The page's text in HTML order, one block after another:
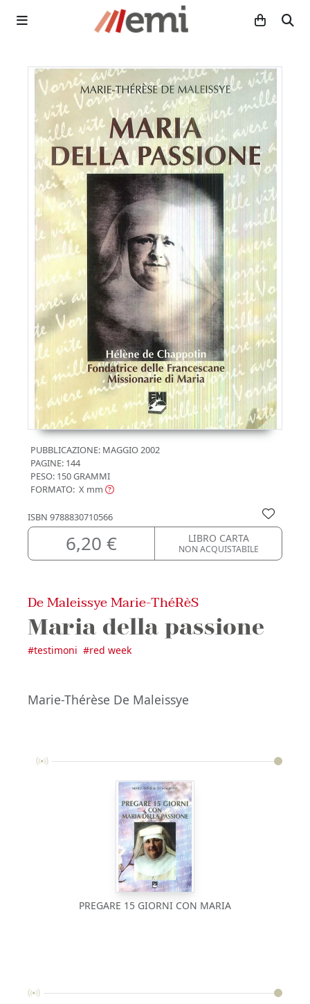
PUBBLICAZIONE: MAGGIO 2002
PAGINE: 144
PESO: 150 GRAMMI
FORMATO: X mm
ISBN 9788830710566
6,20 € LIBRO CARTA
NON ACQUISTABILE
De Maleissye Marie-ThéRèS
Maria della passione
#testimoni #red week
Marie-Thérèse De Maleissye
PREGARE 15 GIORNI CON MARIA